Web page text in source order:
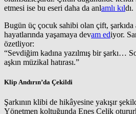
etmesi ise bu eseri daha da anlamlı kıldı.
Bugün üç çocuk sahibi olan çift, şarkıda
hayatlarında yaşamaya devam ediyor.
özetliyor:
“Sevdiğim kadına yazılmış bir şarkı…
aşkın müzikal hatırası.”
Klip Andırın’da Çekildi
Şarkının klibi de hikâyesine yakışır
Yönetmen koltuğunda Enes Çelik